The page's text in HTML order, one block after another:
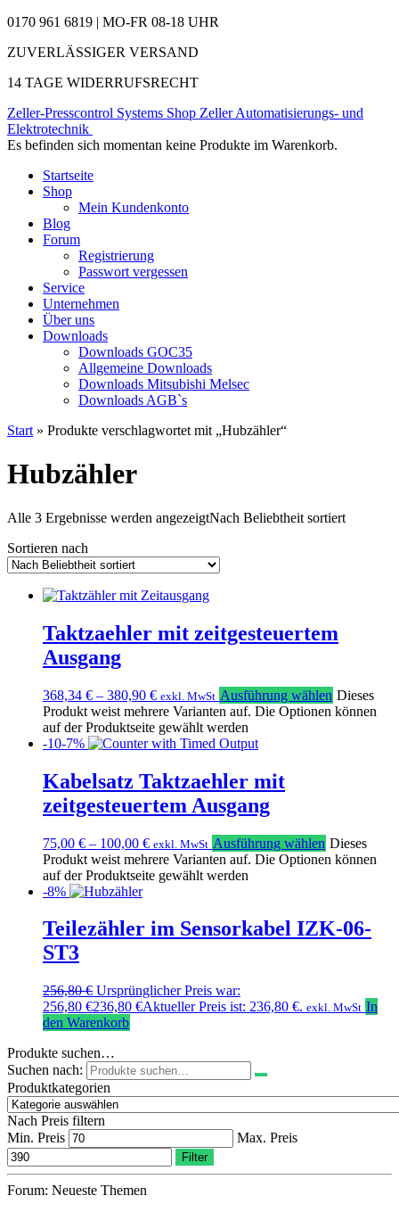
0170 961 6819 | MO-FR 08-18 UHR
ZUVERLÄSSIGER VERSAND
14 TAGE WIDERRUFSRECHT
Zeller-Presscontrol Systems Shop Zeller Automatisierungs- und
Elektrotechnik
Es befinden sich momentan keine Produkte im Warenkorb.
Startseite
Shop
Mein Kundenkonto
Blog
Forum
Registrierung
Passwort vergessen
Service
Unternehmen
Über uns
Downloads
Downloads GOC35
Allgemeine Downloads
Downloads Mitsubishi Melsec
Downloads AGB`s
Start » Produkte verschlagwortet mit „Hubzähler“
Hubzähler
Alle 3 Ergebnisse werden angezeigtNach Beliebtheit sortiert
Sortieren nach
Taktzaehler mit zeitgesteuertem
Ausgang
368,34 € – 380,90 € exkl. MwSt Ausführung wählen Dieses
Produkt weist mehrere Varianten auf. Die Optionen können
auf der Produktseite gewählt werden
-10-7%
Kabelsatz Taktzaehler mit
zeitgesteuertem Ausgang
75,00 € – 100,00 € exkl. MwSt Ausführung wählen Dieses
Produkt weist mehrere Varianten auf. Die Optionen können
auf der Produktseite gewählt werden
-8%
Teilezähler im Sensorkabel IZK-06-
ST3
256,80€ Ursprünglicher Preis war:
256,80 €236,80 €Aktueller Preis ist: 236,80 €. exkl. MwSt In
den Warenkorb
Produkte suchen…
Suchen nach:
Produktkategorien
Nach Preis filtern
Min. Preis
Max. Preis
Filter
Forum: Neueste Themen